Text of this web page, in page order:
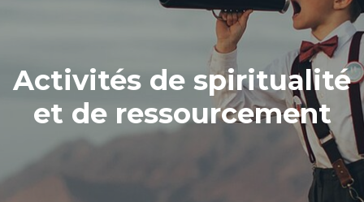
Activités de spiritualité
et de ressourcement